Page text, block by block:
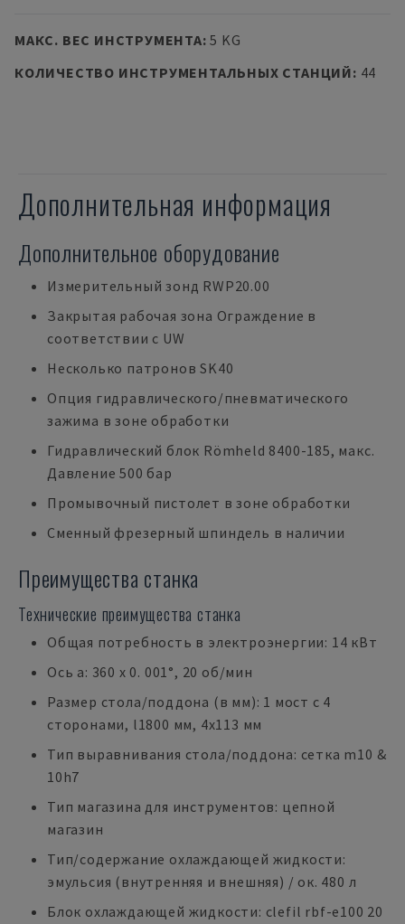
МАКС. ВЕС ИНСТРУМЕНТА:5 KG
КОЛИЧЕСТВО ИНСТРУМЕНТАЛЬНЫХ СТАНЦИЙ: 44
Дополнительная информация
Дополнительное оборудование
Измерительный зонд RWP20.00
Закрытая рабочая зона Ограждение в
соответствии с UW
Несколько патронов SK40
Опция гидравлического/пневматического
зажима в зоне обработки
Гидравлический блок Römheld 8400-185, макс.
Давление 500 бар
Промывочный пистолет в зоне обработки
Сменный фрезерный шпиндель в наличии
Преимущества станка
Технические преимущества станка
Общая потребность в электроэнергии: 14 кВт
Ось a: 360 x 0. 001°, 20 об/мин
Размер стола/поддона (в мм): 1 мост с 4
сторонами, l1800 мм, 4x113 мм
Тип выравнивания стола/поддона: сетка m10 &
10h7
Тип магазина для инструментов: цепной
магазин
Тип/содержание охлаждающей жидкости:
эмульсия (внутренняя и внешняя) / ок. 480 л
Блок охлаждающей жидкости: clefil rbf-e100 20